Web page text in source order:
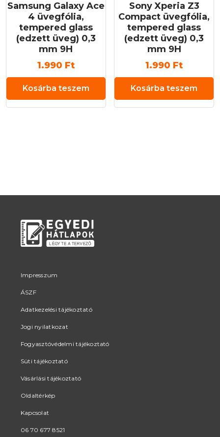
Samsung Galaxy Ace
4 üvegfólia,
tempered glass
(edzett üveg) 0,3
mm 9H
1.990 Ft
Kosárba teszem
Sony Xperia Z3
Compact üvegfólia,
tempered glass
(edzett üveg) 0,3
mm 9H
1.990 Ft
Kosárba teszem
Impresszum
ÁSZF
Adatkezelési tájékoztató
Jogi nyilatkozat
Fogyasztóvédelmi tájékoztató
Süti tájékoztató
Vásárlási tájékoztató
Oldaltérkép
Kapcsolat
06 70 677 8521